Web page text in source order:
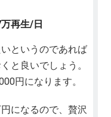
再生/日
というのであれば
と良いでしょう。
円になります。
になるので、贅沢